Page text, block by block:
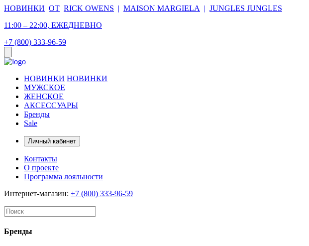
НОВИНКИ ОТ RICK OWENS | MAISON MARGIELA | JUNGLES JUNGLES
11:00 – 22:00, ЕЖЕДНЕВНО
+7 (800) 333-96-59
НОВИНКИ НОВИНКИ
МУЖСКОЕ
ЖЕНСКОЕ
АКСЕССУАРЫ
Бренды
Sale
Личный кабинет
Контакты
О проекте
Программа лояльности
Интернет-магазин: +7 (800) 333-96-59
Бренды